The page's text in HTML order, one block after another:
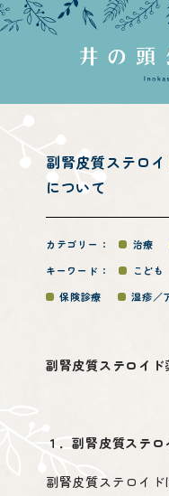
副腎皮質ステロイ
について
カテゴリー： 治療
キーワード：
こども
保険診療
湿疹／
副腎皮質ステロイド
１．副腎皮質ステロ
副腎皮質ステロイ